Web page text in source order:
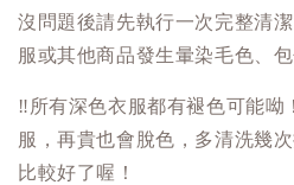
沒問題後請先執行一次完整清
服或其他商品發生暈染毛色、
‼️ 所有深色衣服都有褪色可能呦
服，再貴也會脫色，多清洗幾
比較好了喔！